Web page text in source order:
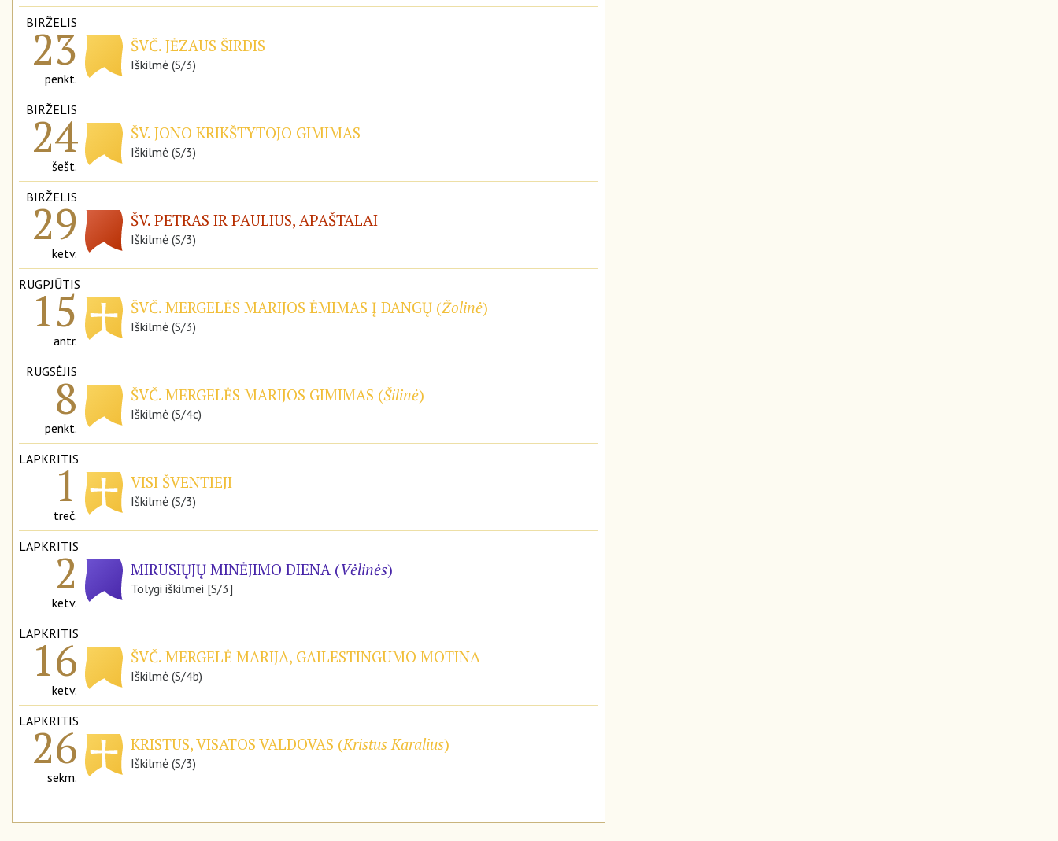
BIRŽELIS
23
penkt.
ŠVČ. JĖZAUS ŠIRDIS
Iškilmė (S/3)
BIRŽELIS
24
šešt.
ŠV. JONO KRIKŠTYTOJO GIMIMAS
Iškilmė (S/3)
BIRŽELIS
29
ketv.
ŠV. PETRAS IR PAULIUS, APAŠTALAI
Iškilmė (S/3)
RUGPJŪTIS
15
antr.
ŠVČ. MERGELĖS MARIJOS ĖMIMAS Į DANGŲ (Žolinė)
Iškilmė (S/3)
RUGSĖJIS
8
penkt.
ŠVČ. MERGELĖS MARIJOS GIMIMAS (Šilinė)
Iškilmė (S/4c)
LAPKRITIS
1
treč.
VISI ŠVENTIEJI
Iškilmė (S/3)
LAPKRITIS
2
ketv.
MIRUSIŲJŲ MINĖJIMO DIENA (Vėlinės)
Tolygi iškilmei [S/3]
LAPKRITIS
16
ketv.
ŠVČ. MERGELĖ MARIJA, GAILESTINGUMO MOTINA
Iškilmė (S/4b)
LAPKRITIS
26
sekm.
KRISTUS, VISATOS VALDOVAS (Kristus Karalius)
Iškilmė (S/3)